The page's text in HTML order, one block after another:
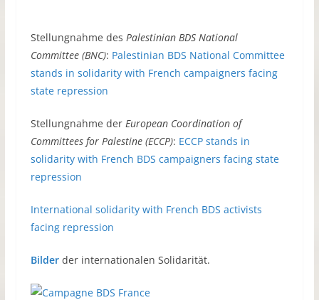
Stellungnahme des Palestinian BDS National
Committee (BNC): Palestinian BDS National Committee
stands in solidarity with French campaigners facing
state repression
Stellungnahme der European Coordination of
Committees for Palestine (ECCP): ECCP stands in
solidarity with French BDS campaigners facing state
repression
International solidarity with French BDS activists
facing repression
Bilderder internationalen Solidarität.